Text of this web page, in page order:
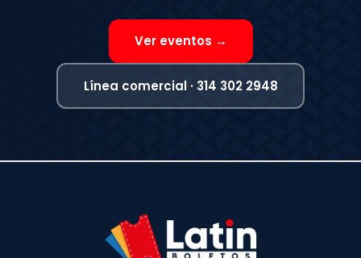
Ver eventos →
Línea comercial · 314 302 2948